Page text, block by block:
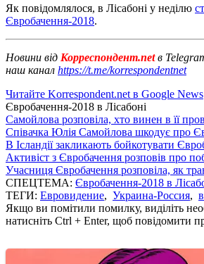
Як повідомлялося, в Лісабоні у неділю
Євробачення-2018.
Новини від Корреспондент.netв
наш канал https://t.me/korrespondentnet
Читайте Korrespondent.net в Google News
Євробачення-2018 в Лісабоні
Самойлова розповіла, хто винен в її
Співачка Юлія Самойлова шкодує про
В Ісландії закликають бойкотувати
Активіст з Євробачення розповів про
Учасниця Євробачення розповіла, як
СПЕЦТЕМА: Євробачення-2018 в
ТЕГИ: Евровидение, Украина-Россия,
Якщо ви помітили помилку, виділіть
натисніть Ctrl + Enter, щоб повідомити